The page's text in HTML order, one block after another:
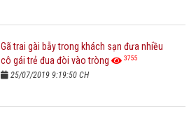
Gã trai gài bẫy trong khách sạn đưa nhiều
cô gái trẻ đua đòi vào tròng
3755
25/07/2019 9:19:50 CH